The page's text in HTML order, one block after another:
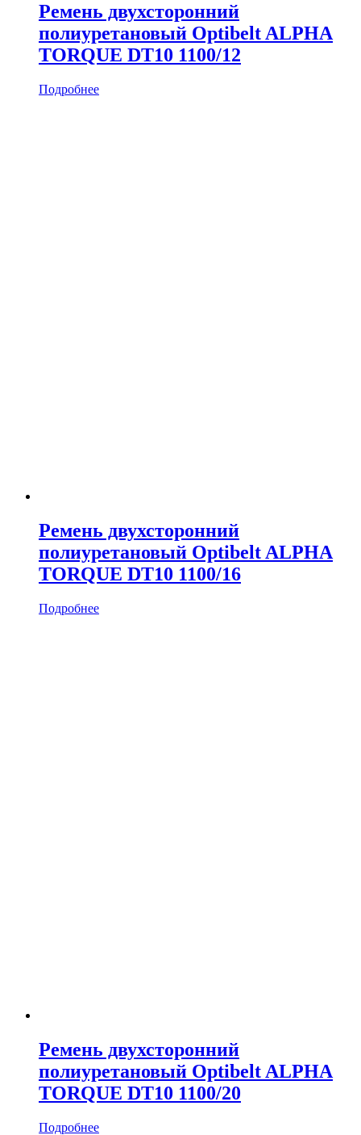
Ремень двухсторонний
полиуретановый Optibelt ALPHA
TORQUE DT10 1100/12
Подробнее
Ремень двухсторонний
полиуретановый Optibelt ALPHA
TORQUE DT10 1100/16
Подробнее
Ремень двухсторонний
полиуретановый Optibelt ALPHA
TORQUE DT10 1100/20
Подробнее